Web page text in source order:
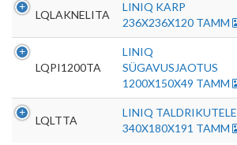
LQLAKNELITA
LINIQ KARP
236X236X120 TAMM
LQPI1200TA
LINIQ
SÜGAVUSJAOTUS
1200X150X49 TAMM
LQLTTA
LINIQ TALDRIKUTELE
340X180X191 TAMM